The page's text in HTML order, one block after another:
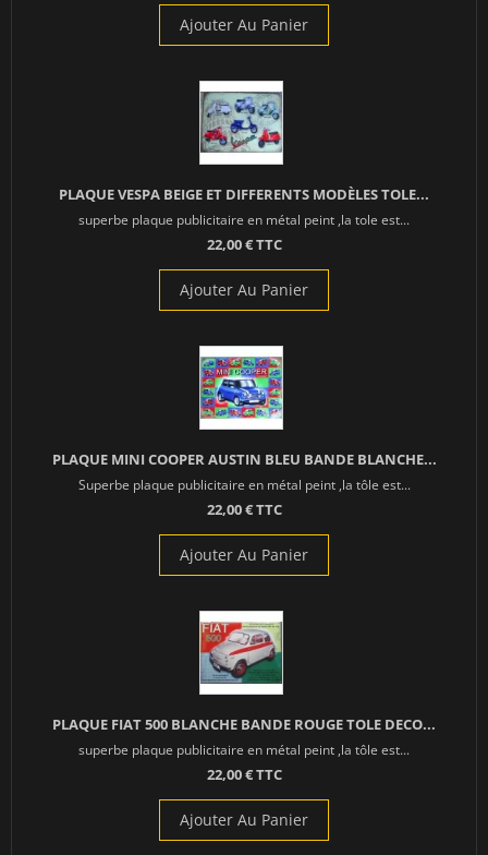
Ajouter Au Panier
PLAQUE VESPA BEIGE ET DIFFERENTS MODÈLES TOLE...
superbe plaque publicitaire en métal peint ,la tole est...
22,00 € TTC
Ajouter Au Panier
PLAQUE MINI COOPER AUSTIN BLEU BANDE BLANCHE...
Superbe plaque publicitaire en métal peint ,la tôle est...
22,00 € TTC
Ajouter Au Panier
PLAQUE FIAT 500 BLANCHE BANDE ROUGE TOLE DECO...
superbe plaque publicitaire en métal peint ,la tôle est...
22,00 € TTC
Ajouter Au Panier